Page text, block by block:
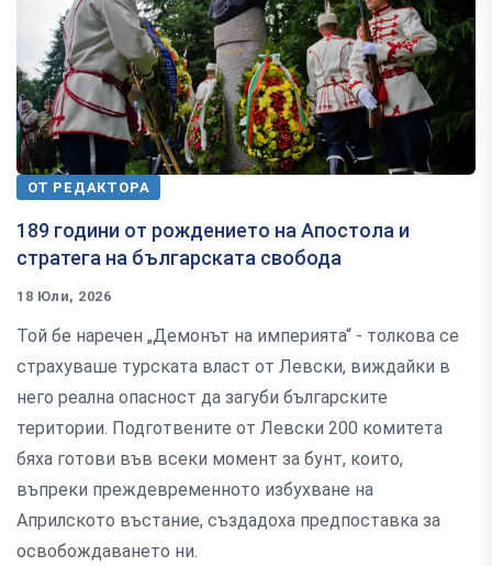
ОТ РЕДАКТОРА
189 години от рождението на Апостола и
стратега на българската свобода
18 Юли, 2026
Той бе наречен „Демонът на империята“ - толкова се
страхуваше турската власт от Левски, виждайки в
него реална опасност да загуби българските
територии. Подготвените от Левски 200 комитета
бяха готови във всеки момент за бунт, които,
въпреки преждевременното избухване на
Априлското въстание, създадоха предпоставка за
освобождаването ни.